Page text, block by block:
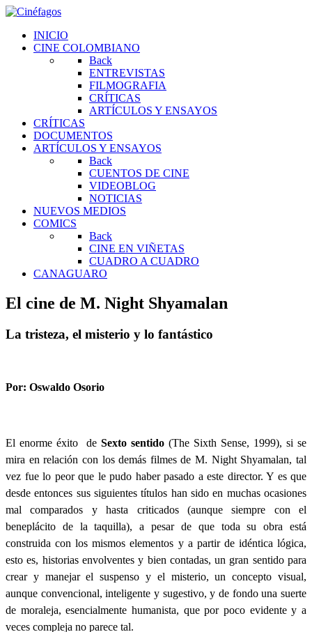
INICIO
CINE COLOMBIANO
Back
ENTREVISTAS
FILMOGRAFIA
CRÍTICAS
ARTÍCULOS Y ENSAYOS
CRÍTICAS
DOCUMENTOS
ARTÍCULOS Y ENSAYOS
Back
CUENTOS DE CINE
VIDEOBLOG
NOTICIAS
NUEVOS MEDIOS
COMICS
Back
CINE EN VIÑETAS
CUADRO A CUADRO
CANAGUARO
El cine de M. Night Shyamalan
La tristeza, el misterio y lo fantástico
Por: Oswaldo Osorio
El enorme éxito de Sexto sentido (The Sixth Sense, 1999), si se
mira en relación con los demás filmes de M. Night Shyamalan, tal
vez fue lo peor que le pudo haber pasado a este director. Y es que
desde entonces sus siguientes títulos han sido en muchas ocasiones
mal comparados y hasta criticados (aunque siempre con el
beneplácito de la taquilla), a pesar de que toda su obra está
construida con los mismos elementos y a partir de idéntica lógica,
esto es, historias envolventes y bien contadas, un gran sentido para
crear y manejar el suspenso y el misterio, un concepto visual,
aunque convencional, inteligente y sugestivo, y de fondo una suerte
de moraleja, esencialmente humanista, que por poco evidente y a
veces compleja no parece tal.